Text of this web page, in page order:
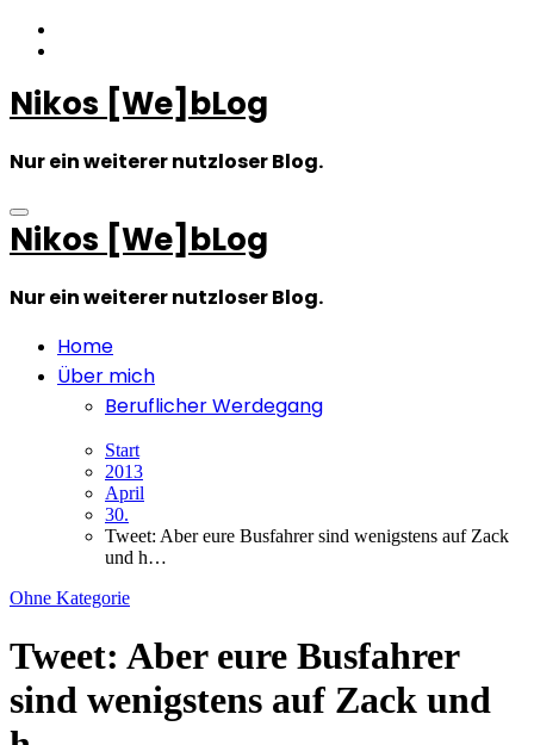
Zum
Inhalt
Nikos [We]bLog
Nur ein weiterer nutzloser Blog.
Nikos [We]bLog
Nur ein weiterer nutzloser Blog.
Home
Über mich
Beruflicher Werdegang
Start
2013
April
30.
Tweet: Aber eure Busfahrer sind wenigstens auf Zack
und h…
Ohne Kategorie
Tweet: Aber eure Busfahrer
sind wenigstens auf Zack und